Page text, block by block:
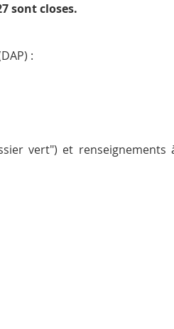
sont closes.
:
vert") et renseignements